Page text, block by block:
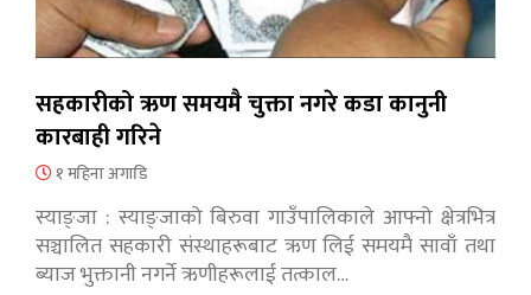
सहकारीको ऋण समयमै चुक्ता नगरे कडा कानुनी
कारबाही गरिने
१ महिना अगाडि
स्याङ्जा : स्याङ्जाको बिरुवा गाउँपालिकाले आफ्नो क्षेत्रभित्र
सञ्चालित सहकारी संस्थाहरूबाट ऋण लिई समयमै सावाँ तथा
ब्याज भुक्तानी नगर्ने ऋणीहरूलाई तत्काल…